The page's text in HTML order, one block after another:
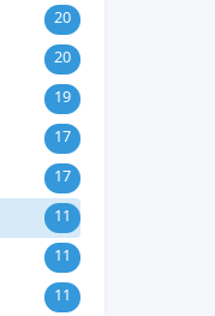
20
20
19
17
17
11
11
11